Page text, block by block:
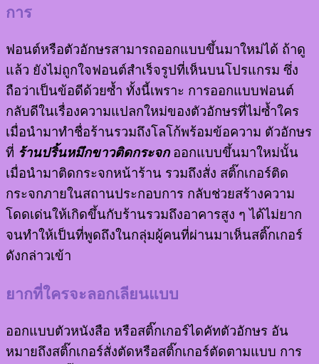
การ
ฟอนต์หรือตัวอักษรสามารถออกแบบขึ้นมาใหม่ได้ ถ้าดู
แล้ว ยังไม่ถูกใจฟอนต์สำเร็จรูปที่เห็นบนโปรแกรม ซึ่ง
ถือว่าเป็นข้อดีด้วยซ้ำ ทั้งนี้เพราะ การออกแบบฟอนต์
กลับดีในเรื่องความแปลกใหม่ของตัวอักษรที่ไม่ซ้ำใคร
เมื่อนำมาทำชื่อร้านรวมถึงโลโก้พร้อมข้อความ ตัวอักษร
ที่ ร้านปริ้นหมึกขาวติดกระจก ออกแบบขึ้นมาใหม่นั้น
เมื่อนำมาติดกระจกหน้าร้าน รวมถึงสั่ง สติ๊กเกอร์ติด
กระจกภายในสถานประกอบการ กลับช่วยสร้างความ
โดดเด่นให้เกิดขึ้นกับร้านรวมถึงอาคารสูง ๆ ได้ไม่ยาก
จนทำให้เป็นที่พูดถึงในกลุ่มผู้คนที่ผ่านมาเห็นสติ๊กเกอร์
ดังกล่าวเข้า
ยากที่ใครจะลอกเลียนแบบ
ออกแบบตัวหนังสือ หรือสติ๊กเกอร์ไดคัทตัวอักษร อัน
หมายถึงสติ๊กเกอร์สั่งตัดหรือสติ๊กเกอร์ตัดตามแบบ การ